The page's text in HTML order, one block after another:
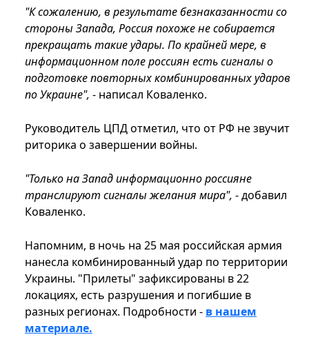
"К сожалению, в результате безнаказанности со
стороны Запада, Россия похоже не собирается
прекращать такие удары. По крайней мере, в
информационном поле россиян есть сигналы о
подготовке повторных комбинированных ударов
по Украине", - написал Коваленко.
Руководитель ЦПД отметил, что от РФ не звучит
риторика о завершении войны.
"Только на Запад информационно россияне
транслируют сигналы желания мира", - добавил
Коваленко.
Напомним, в ночь на 25 мая российская армия
нанесла комбинированный удар по территории
Украины. "Прилеты" зафиксированы в 22
локациях, есть разрушения и погибшие в
разных регионах. Подробности - в нашем
материале.